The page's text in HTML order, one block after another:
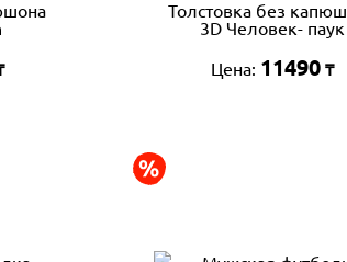
Толстовка без
3D Человек- паук
Цена: 11490 ₸